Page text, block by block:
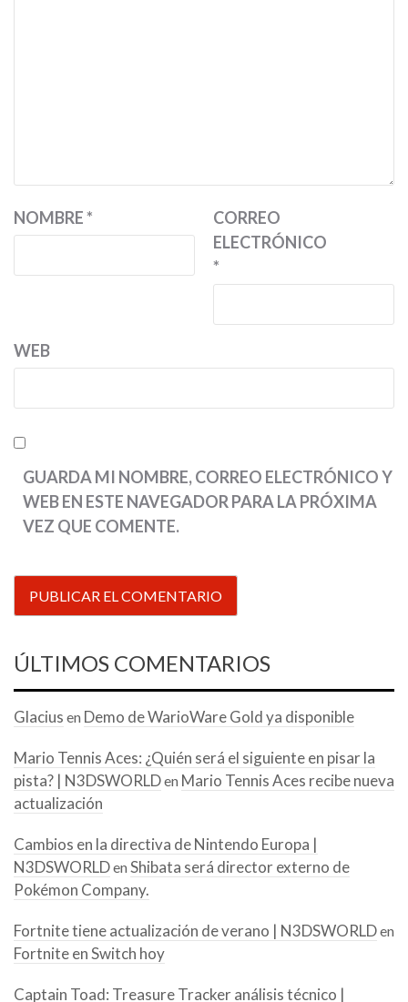
NOMBRE*
CORREO
ELECTRÓNICO
*
WEB
GUARDA MI NOMBRE, CORREO ELECTRÓNICO Y
WEB EN ESTE NAVEGADOR PARA LA PRÓXIMA
VEZ QUE COMENTE.
ÚLTIMOS COMENTARIOS
Glacius en Demo de WarioWare Gold ya disponible
Mario Tennis Aces: ¿Quién será el siguiente en pisar la
pista? | N3DSWORLDen Mario Tennis Aces recibe nueva
actualización
Cambios en la directiva de Nintendo Europa |
N3DSWORLDen Shibata será director externo de
Pokémon Company.
Fortnite tiene actualización de verano | N3DSWORLDen
Fortnite en Switch hoy
Captain Toad: Treasure Tracker análisis técnico |